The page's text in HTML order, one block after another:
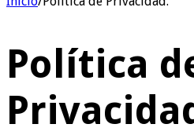
Política